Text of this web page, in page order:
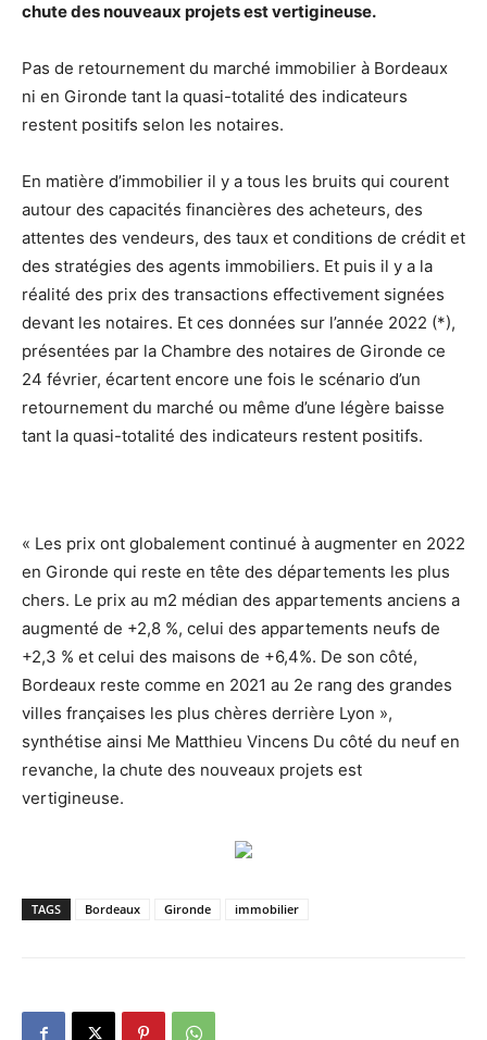
chute des nouveaux projets est vertigineuse.
Pas de retournement du marché immobilier à Bordeaux
ni en Gironde tant la quasi-totalité des indicateurs
restent positifs selon les notaires.
En matière d’immobilier il y a tous les bruits qui courent
autour des capacités financières des acheteurs, des
attentes des vendeurs, des taux et conditions de crédit et
des stratégies des agents immobiliers. Et puis il y a la
réalité des prix des transactions effectivement signées
devant les notaires. Et ces données sur l’année 2022 (*),
présentées par la Chambre des notaires de Gironde ce
24 février, écartent encore une fois le scénario d’un
retournement du marché ou même d’une légère baisse
tant la quasi-totalité des indicateurs restent positifs.
« Les prix ont globalement continué à augmenter en 2022
en Gironde qui reste en tête des départements les plus
chers. Le prix au m2 médian des appartements anciens a
augmenté de +2,8 %, celui des appartements neufs de
+2,3 % et celui des maisons de +6,4%. De son côté,
Bordeaux reste comme en 2021 au 2e rang des grandes
villes françaises les plus chères derrière Lyon »,
synthétise ainsi Me Matthieu Vincens Du côté du neuf en
revanche, la chute des nouveaux projets est
vertigineuse.
TAGS Bordeaux Gironde immobilier